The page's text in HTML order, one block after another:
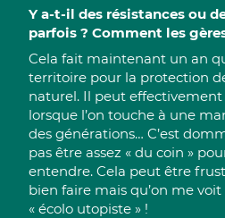
Y a-t-il des résistances ou
parfois ? Comment les
Cela fait maintenant un an
territoire pour la protection
naturel. Il peut effectivement
lorsque l’on touche à une
des générations… C’est
pas être assez « du coin »
entendre. Cela peut être
bien faire mais qu’on me
« écolo utopiste » !